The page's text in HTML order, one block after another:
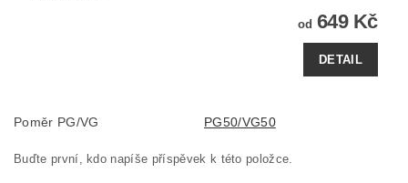
od 649 Kč
DETAIL
Poměr PG/VG PG50/VG50
Buďte první, kdo napíše příspěvek k této položce.